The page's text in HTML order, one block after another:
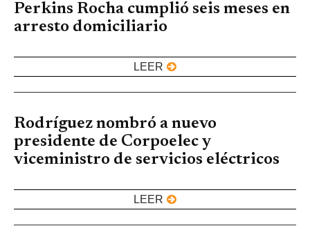
Perkins Rocha cumplió seis meses en
arresto domiciliario
LEER
Rodríguez nombró a nuevo
presidente de Corpoelec y
viceministro de servicios eléctricos
LEER